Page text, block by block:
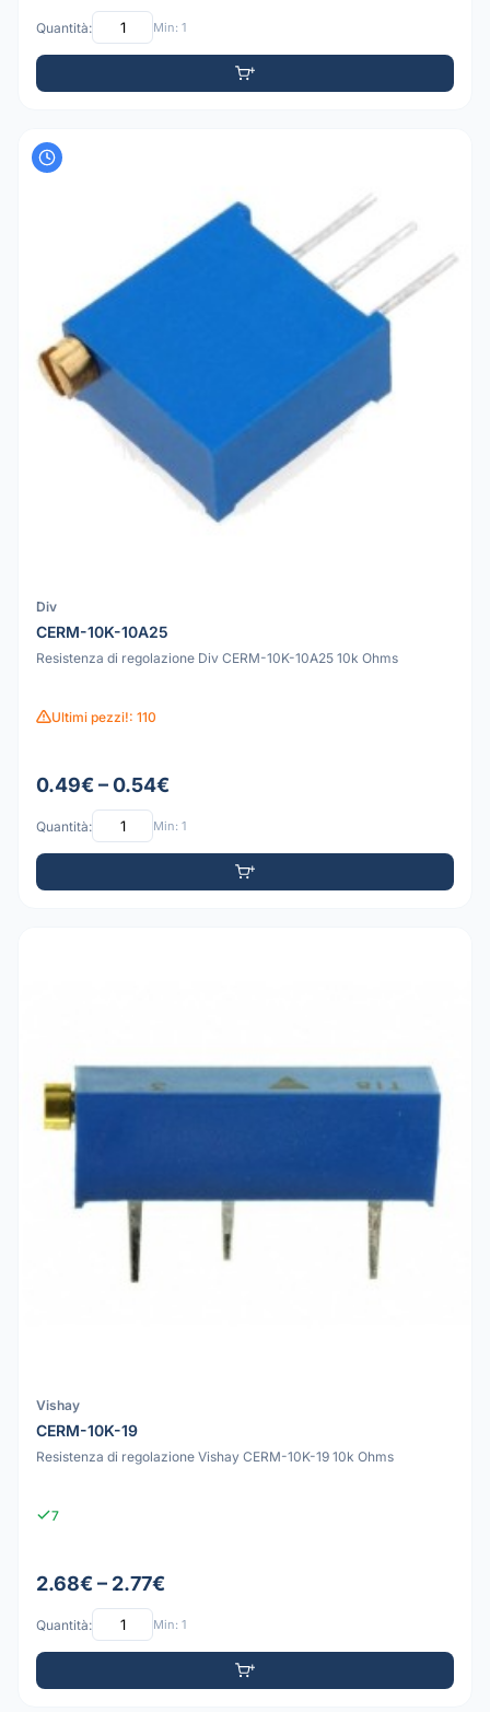
Quantità: Min: 1
Div
CERM-10K-10A25
Resistenza di regolazione Div CERM-10K-10A25 10k Ohms
Ultimi pezzi!: 110
0.49€ – 0.54€
Quantità: Min: 1
Vishay
CERM-10K-19
Resistenza di regolazione Vishay CERM-10K-19 10k Ohms
7
2.68€ – 2.77€
Quantità: Min: 1